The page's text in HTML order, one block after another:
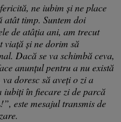
ne iubim și ne place
timp. Suntem doi
de atâția ani, am trecut
viață și ne dorim să
Dacă se va schimbă ceva,
anunțul pentru a nu există
doresc să aveți o zi a
în fiecare zi de parcă
este mesajul transmis de